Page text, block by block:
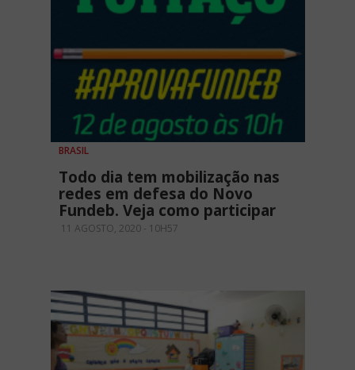
BRASIL
Todo dia tem mobilização nas
redes em defesa do Novo
Fundeb. Veja como participar
11 AGOSTO, 2020 - 10H57